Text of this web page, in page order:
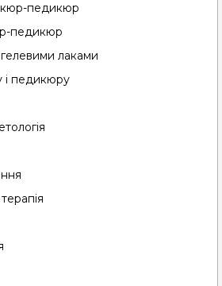
педикюр
педикюр
гелевими лаками
і педикюру